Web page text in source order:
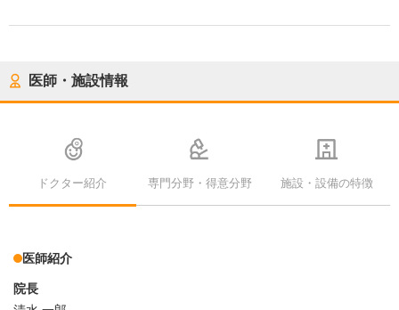
医師・施設情報
ドクター紹介 専門分野・得意分野 施設・設備の特徴
医師紹介
院長